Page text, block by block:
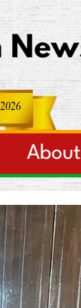
About